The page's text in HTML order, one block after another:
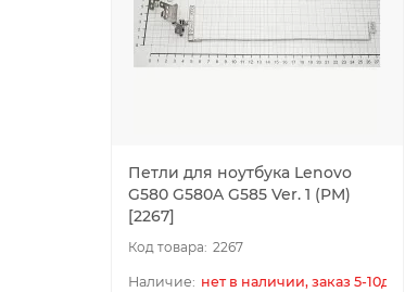
Петли для ноутбука Lenovo
G580 G580A G585 Ver. 1 (PM)
[2267]
2267
нет в наличии, заказ 5-10дн.